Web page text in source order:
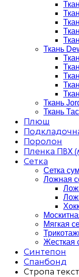
Ткань
Ткань
Ткань
Плюш
Поролон
Пленка ПВХ
Сетка
Сетка
Ложная
Мягкая
Жесткая
Синтепон
Спанбонд
Стропа